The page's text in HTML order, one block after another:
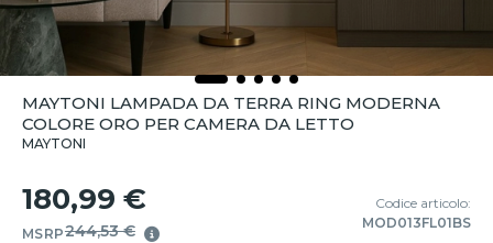
MAYTONI LAMPADA DA TERRA RING MODERNA
COLORE ORO PER CAMERA DA LETTO
MAYTONI
180,99 €
MSRP244,53 €
Codice articolo:
MOD013FL01BS